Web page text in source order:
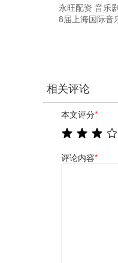
永旺配资 音乐
8届上海国际音
相关评论
本文评分*
评论内容*